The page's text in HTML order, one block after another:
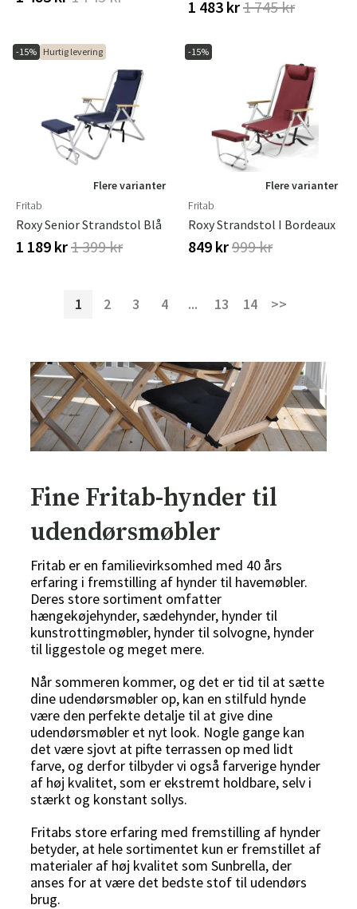
1 483 kr1 745 kr
-15% Hurtig levering
Flere varianter
Fritab
Roxy Senior Strandstol Blå
1 189 kr1 399 kr
-15%
Flere varianter
Fritab
Roxy Strandstol I Bordeaux
849 kr999 kr
1 2 3 4 ... 13 14 >>
Fine Fritab-hynder til
udendørsmøbler
Fritab er en familievirksomhed med 40 års
erfaring i fremstilling af hynder til havemøbler.
Deres store sortiment omfatter
hængekøjehynder, sædehynder, hynder til
kunstrottingmøbler, hynder til solvogne, hynder
til liggestole og meget mere.
Når sommeren kommer, og det er tid til at sætte
dine udendørsmøbler op, kan en stilfuld hynde
være den perfekte detalje til at give dine
udendørsmøbler et nyt look. Nogle gange kan
det være sjovt at pifte terrassen op med lidt
farve, og derfor tilbyder vi også farverige hynder
af høj kvalitet, som er ekstremt holdbare, selv i
stærkt og konstant sollys.
Fritabs store erfaring med fremstilling af hynder
betyder, at hele sortimentet kun er fremstillet af
materialer af høj kvalitet som Sunbrella, der
anses for at være det bedste stof til udendørs
brug.